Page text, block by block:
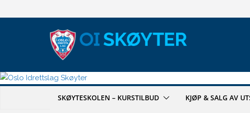
til
SKØYTESKOLEN – KURSTILBUD KJØP & SALG AV